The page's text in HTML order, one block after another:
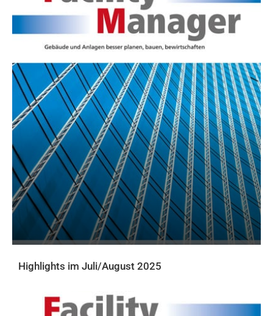
Highlights im Juli/August 2025